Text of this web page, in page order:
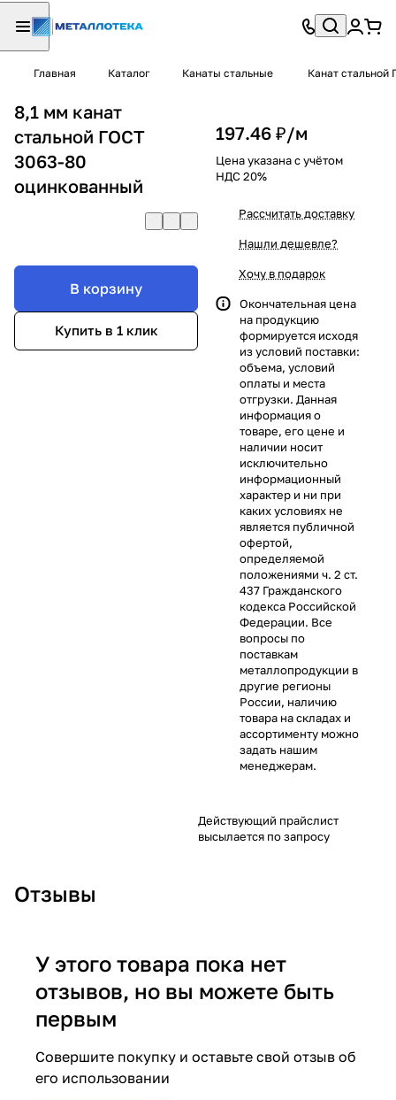
Главная Каталог Канаты стальные Канат стальной
8,1 мм канат
стальной ГОСТ
3063-80
оцинкованный
В корзину
Купить в 1 клик
197.46 ₽/м
Цена указана с учётом
НДС 20%
Рассчитать доставку
Нашли дешевле?
Хочу в подарок
Окончательная цена
на продукцию
формируется исходя
из условий поставки:
объема, условий
оплаты и места
отгрузки. Данная
информация о
товаре, его цене и
наличии носит
исключительно
информационный
характер и ни при
каких условиях не
является публичной
офертой,
определяемой
положениями ч. 2 ст.
437 Гражданского
кодекса Российской
Федерации. Все
вопросы по
поставкам
металлопродукции в
другие регионы
России, наличию
товара на складах и
ассортименту можно
задать нашим
менеджерам.
Действующий прайслист
высылается по запросу
Отзывы
У этого товара пока нет
отзывов, но вы можете быть
первым
Совершите покупку и оставьте свой отзыв об
его использовании